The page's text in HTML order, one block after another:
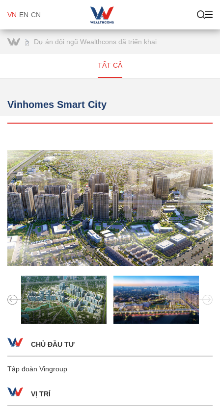
VN EN CN
Dự án đội ngũ Wealthcons đã triển khai
TẤT CẢ
Vinhomes Smart City
CHỦ ĐẦU TƯ
Tập đoàn Vingroup
VỊ TRÍ